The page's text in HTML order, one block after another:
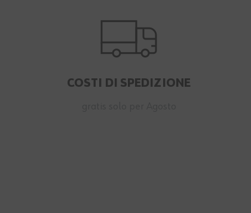
COSTI DI SPEDIZIONE